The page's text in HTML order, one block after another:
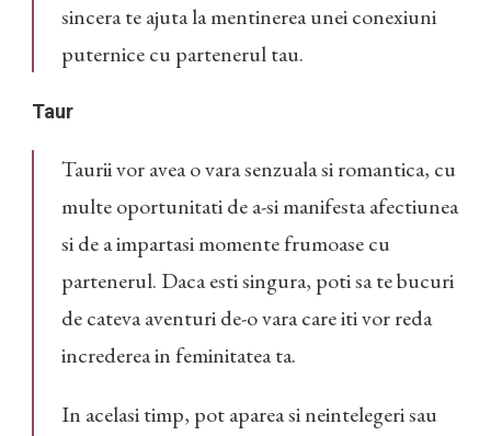
sincera te ajuta la mentinerea unei conexiuni
puternice cu partenerul tau.
Taur
Taurii vor avea o vara senzuala si romantica, cu
multe oportunitati de a-si manifesta afectiunea
si de a impartasi momente frumoase cu
partenerul. Daca esti singura, poti sa te bucuri
de cateva aventuri de-o vara care iti vor reda
increderea in feminitatea ta.
In acelasi timp, pot aparea si neintelegeri sau